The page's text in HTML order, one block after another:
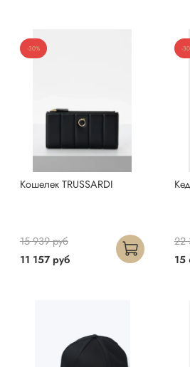
-30%
Кошелек TRUSSARDI
11 157 руб
15 939 руб
-
15
22